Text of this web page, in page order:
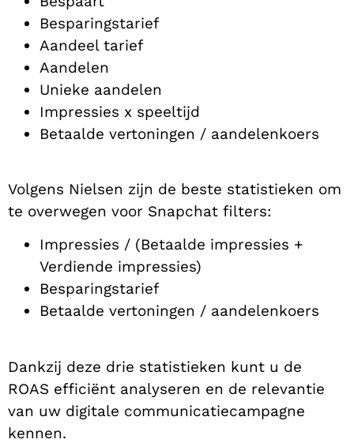
Besparingstarief
Aandeel tarief
Aandelen
Unieke aandelen
Impressies x speeltijd
Betaalde vertoningen / aandelenkoers
Volgens Nielsen zijn de beste statistieken om
te overwegen voor Snapchat filters:
Impressies / (Betaalde impressies +
Verdiende impressies)
Besparingstarief
Betaalde vertoningen / aandelenkoers
Dankzij deze drie statistieken kunt u de
ROAS efficiënt analyseren en de relevantie
van uw digitale communicatiecampagne
kennen.